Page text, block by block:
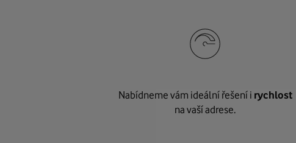
Nabídneme vám ideální řešení i rychlost
na vaší adrese.